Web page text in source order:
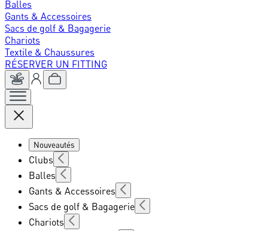
Balles
Gants & Accessoires
Sacs de golf & Bagagerie
Chariots
Textile & Chaussures
RÉSERVER UN FITTING
Nouveautés
Clubs
Balles
Gants & Accessoires
Sacs de golf & Bagagerie
Chariots